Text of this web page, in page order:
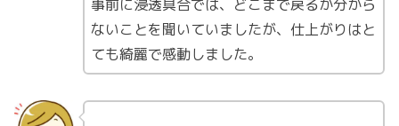
事前に浸透具合では、どこまで戻るか分から
ないことを聞いていましたが、仕上がりはと
ても綺麗で感動しました。